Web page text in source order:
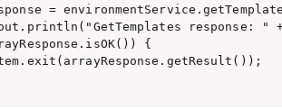
=
response: "
{